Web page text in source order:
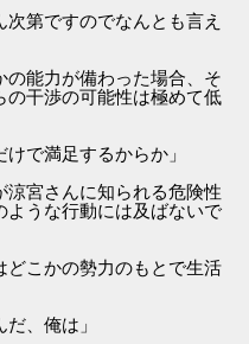
ですのでなんとも言え
能力が備わった場合、そ
の干渉の可能性は極めて低
で満足するからか」
宮さんに知られる危険性
ような行動には及ばないで
どこかの勢力のもとで生活
、俺は」